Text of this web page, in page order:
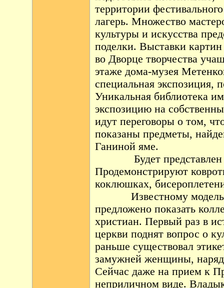
территории
лагерь. Множество
культуры и искусства
поделки. Выставки
во Дворце творчества
этаже дома-музея
специальная экспозиция,
Уникальная библиотека
экспозицию на
идут переговоры о том,
показаны предметы,
Ганиной яме.
Будет
Продемонстрируют
коклюшках,
Известному
предложено показать
христиан. Первый раз в
церкви поднят вопрос о
раньше существовал
замужней женщины,
Сейчас даже на прием к
неприличном виде.